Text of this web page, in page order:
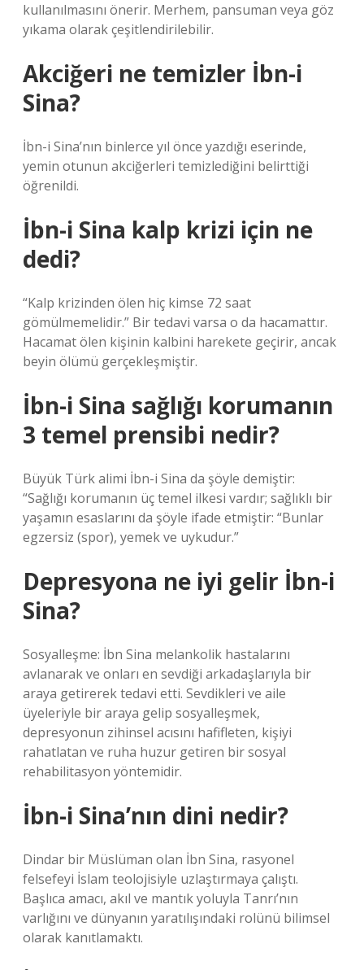
kullanılmasını önerir. Merhem, pansuman veya göz
yıkama olarak çeşitlendirilebilir.
Akciğeri ne temizler İbn-i
Sina?
İbn-i Sina’nın binlerce yıl önce yazdığı eserinde,
yemin otunun akciğerleri temizlediğini belirttiği
öğrenildi.
İbn-i Sina kalp krizi için ne
dedi?
“Kalp krizinden ölen hiç kimse 72 saat
gömülmemelidir.” Bir tedavi varsa o da hacamattır.
Hacamat ölen kişinin kalbini harekete geçirir, ancak
beyin ölümü gerçekleşmiştir.
İbn-i Sina sağlığı korumanın
3 temel prensibi nedir?
Büyük Türk alimi İbn-i Sina da şöyle demiştir:
“Sağlığı korumanın üç temel ilkesi vardır; sağlıklı bir
yaşamın esaslarını da şöyle ifade etmiştir: “Bunlar
egzersiz (spor), yemek ve uykudur.”
Depresyona ne iyi gelir İbn-i
Sina?
Sosyalleşme: İbn Sina melankolik hastalarını
avlanarak ve onları en sevdiği arkadaşlarıyla bir
araya getirerek tedavi etti. Sevdikleri ve aile
üyeleriyle bir araya gelip sosyalleşmek,
depresyonun zihinsel acısını hafifleten, kişiyi
rahatlatan ve ruha huzur getiren bir sosyal
rehabilitasyon yöntemidir.
İbn-i Sina’nın dini nedir?
Dindar bir Müslüman olan İbn Sina, rasyonel
felsefeyi İslam teolojisiyle uzlaştırmaya çalıştı.
Başlıca amacı, akıl ve mantık yoluyla Tanrı’nın
varlığını ve dünyanın yaratılışındaki rolünü bilimsel
olarak kanıtlamaktı.